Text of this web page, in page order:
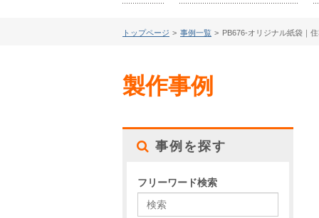
トップページ > 事例一覧 > PB676-オリジナル紙袋｜
製作事例
事例を探す
フリーワード検索